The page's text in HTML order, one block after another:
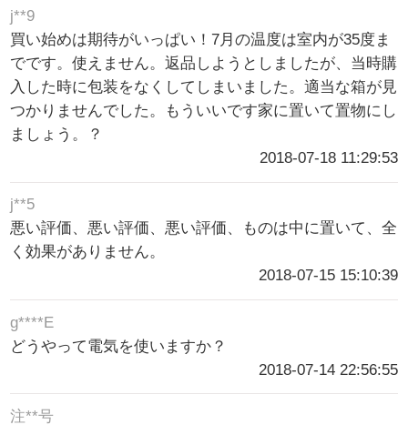
j**9
買い始めは期待がいっぱい！7月の温度は室内が35度ま
でです。使えません。返品しようとしましたが、当時購
入した時に包装をなくしてしまいました。適当な箱が見
つかりませんでした。もういいです家に置いて置物にし
ましょう。？
2018-07-18 11:29:53
j**5
悪い評価、悪い評価、悪い評価、ものは中に置いて、全
く効果がありません。
2018-07-15 15:10:39
g****E
どうやって電気を使いますか？
2018-07-14 22:56:55
注**号